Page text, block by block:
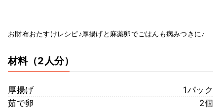
お財布おたすけレシピ♪厚揚げと麻薬卵でごはんも病みつきに♪
材料（2人分）
厚揚げ
1パック
茹で卵
2個